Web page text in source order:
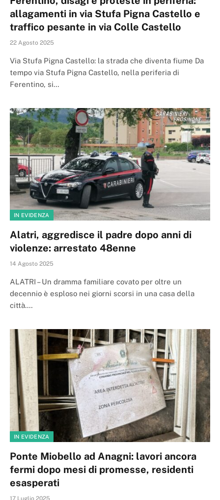
allagamenti in via Stufa Pigna Castello e
traffico pesante in via Colle Castello
22 Agosto 2025
Via Stufa Pigna Castello: la strada che diventa fiume Da
tempo via Stufa Pigna Castello, nella periferia di
Ferentino, si…
IN EVIDENZA
Alatri, aggredisce il padre dopo anni di
violenze: arrestato 48enne
14 Agosto 2025
ALATRI – Un dramma familiare covato per oltre un
decennio è esploso nei giorni scorsi in una casa della
città.…
IN EVIDENZA
Ponte Miobello ad Anagni: lavori ancora
fermi dopo mesi di promesse, residenti
esasperati
17 Luglio 2025